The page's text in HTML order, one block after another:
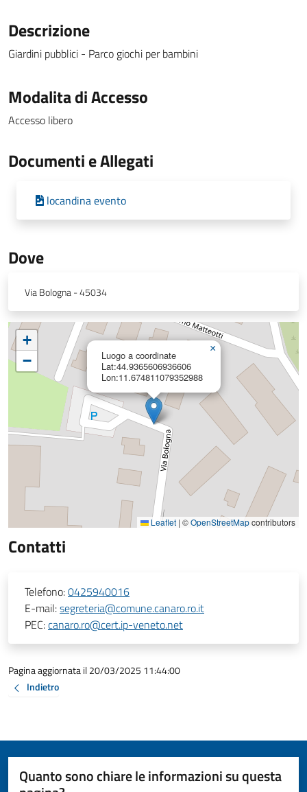
Descrizione
Giardini pubblici - Parco giochi per bambini
Modalita di Accesso
Accesso libero
Documenti e Allegati
locandina evento
Dove
Via Bologna - 45034
Luogo a coordinate
Lat:44.9365606936606
Lon:11.674811079352988
×
+
−
Leaflet | ©OpenStreetMapcontributors
Contatti
Telefono:0425940016
E-mail:segreteria@comune.canaro.ro.it
PEC:canaro.ro@cert.ip-veneto.net
Pagina aggiornata il 20/03/2025 11:44:00
Indietro
Quanto sono chiare le informazioni su questa